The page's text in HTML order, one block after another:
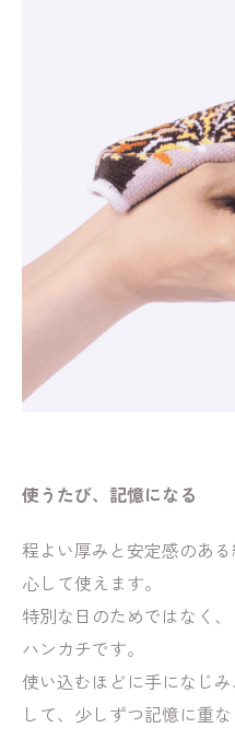
使うたび、記憶になる
程よい厚みと安定感のあ
心して使えます。
特別な日のためではなく
ハンカチです。
使い込むほどに手になじ
して、少しずつ記憶に重な